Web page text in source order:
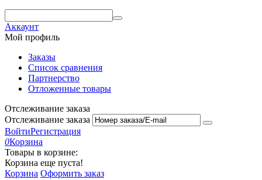
Аккаунт
Мой профиль
Заказы
Список сравнения
Партнерство
Отложенные товары
Отслеживание заказа
Отслеживание заказа
ВойтиРегистрация
0Корзина
Товары в корзине:
Корзина еще пуста!
Корзина Оформить заказ